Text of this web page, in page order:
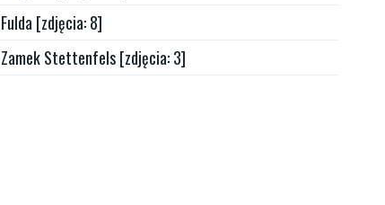
Fulda [zdjęcia: 8]
Zamek Stettenfels [zdjęcia: 3]